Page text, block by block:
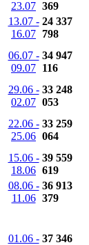
23.07 369
13.07 -
16.07
24 337
798
06.07 -
09.07
34 947
116
29.06 -
02.07
33 248
053
22.06 -
25.06
33 259
064
15.06 -
18.06
39 559
619
08.06 -
11.06
36 913
379
01.06 - 37 346